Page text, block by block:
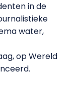
in de
water,
op Wereld